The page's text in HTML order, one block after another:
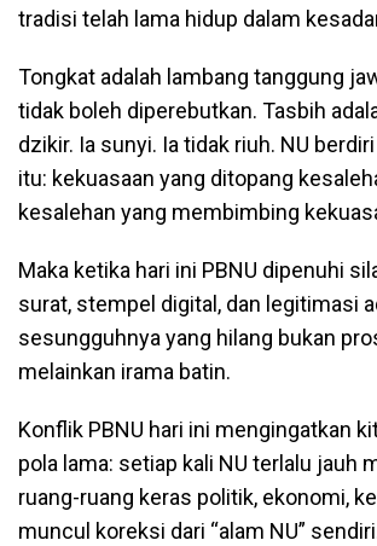
tradisi telah lama hidup dalam
Tongkat adalah lambang tanggung
tidak boleh diperebutkan. Tasbih
dzikir. Ia sunyi. Ia tidak riuh. NU
itu: kekuasaan yang ditopang
kesalehan yang membimbing
Maka ketika hari ini PBNU dipenuhi
surat, stempel digital, dan legitimasi
sesungguhnya yang hilang bukan
melainkan irama batin.
Konflik PBNU hari ini mengingatkan
pola lama: setiap kali NU terlalu jauh
ruang-ruang keras politik, ekonomi,
muncul koreksi dari “alam NU”